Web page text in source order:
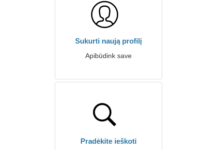
Sukurti naują profilį
Apibūdink save
Pradėkite ieškoti